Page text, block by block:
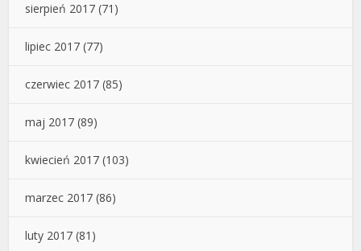
sierpień 2017 (71)
lipiec 2017 (77)
czerwiec 2017 (85)
maj 2017 (89)
kwiecień 2017 (103)
marzec 2017 (86)
luty 2017 (81)